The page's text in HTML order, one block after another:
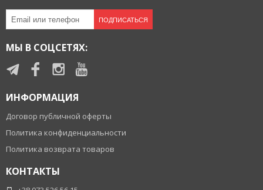
ПОДПИСАТЬСЯ
МЫ В СОЦСЕТЯХ:
ИНФОРМАЦИЯ
Договор публичной оферты
Политика конфиденциальности
Политика возврата товаров
КОНТАКТЫ